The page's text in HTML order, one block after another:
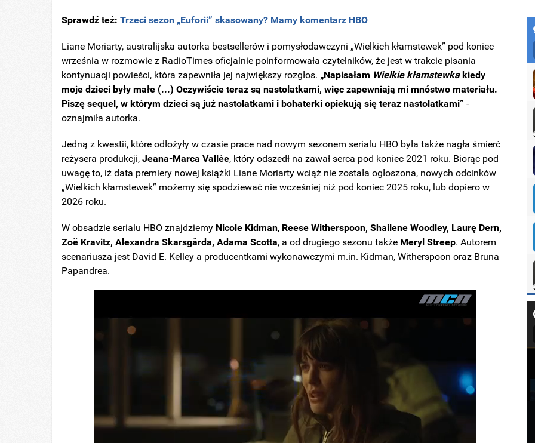
Sprawdź też:Trzeci sezon „Euforii” skasowany? Mamy komentarz HBO
Liane Moriarty, australijska autorka bestsellerów i pomysłodawczyni „Wielkich kłamstewek” pod koniec
września w rozmowie z RadioTimes oficjalnie poinformowała czytelników, że jest w trakcie pisania
kontynuacji powieści, która zapewniła jej największy rozgłos. „Napisałam Wielkie kłamstewkakiedy
moje dzieci były małe (...) Oczywiście teraz są nastolatkami, więc zapewniają mi mnóstwo materiału.
Piszę sequel, w którym dzieci są już nastolatkami i bohaterki opiekują się teraz nastolatkami” -
oznajmiła autorka.
Jedną z kwestii, które odłożyły w czasie prace nad nowym sezonem serialu HBO była także nagła śmierć
reżysera produkcji,Jeana-Marca Vallée, który odszedł na zawał serca pod koniec 2021 roku. Biorąc pod
uwagę to, iż data premiery nowej książki Liane Moriarty wciąż nie została ogłoszona, nowych odcinków
„Wielkich kłamstewek” możemy się spodziewać nie wcześniej niż pod koniec 2025 roku, lub dopiero w
2026 roku.
W obsadzie serialu HBO znajdziemy Nicole Kidman, Reese Witherspoon, Shailene Woodley, Laurę Dern,
Zoë Kravitz, Alexandra Skarsgårda, Adama Scotta, a od drugiego sezonu także Meryl Streep. Autorem
scenariusza jest David E. Kelley a producentkami wykonawczymi m.in. Kidman, Witherspoon oraz Bruna
Papandrea.